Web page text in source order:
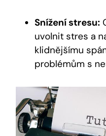
Snížení stresu:
uvolnit stres a
klidnějšímu
problémům s